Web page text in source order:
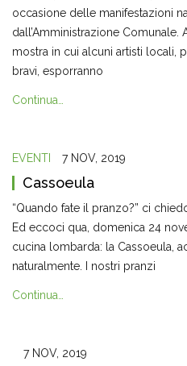
occasione delle manifestazioni
dall’Amministrazione
mostra in cui alcuni artisti locali,
bravi, esporranno
Continua…
EVENTI 7 NOV, 2019
Cassoeula
“Quando fate il pranzo?” ci
Ed eccoci qua, domenica 24
cucina lombarda: la Cassoeula,
naturalmente. I nostri pranzi
Continua…
7 NOV, 2019